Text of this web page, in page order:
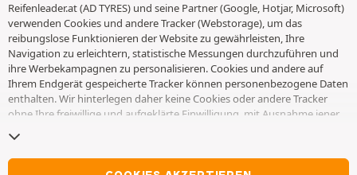
Reifenleader.at (AD TYRES) und seine Partner (Google, Hotjar, Microsoft)
verwenden Cookies und andere Tracker (Webstorage), um das
reibungslose Funktionieren der Website zu gewährleisten, Ihre
Navigation zu erleichtern, statistische Messungen durchzuführen und
ihre Werbekampagnen zu personalisieren. Cookies und andere auf
Ihrem Endgerät gespeicherte Tracker können personenbezogene Daten
enthalten. Wir hinterlegen daher keine Cookies oder andere Tracker
ohne Ihre freiwillige und aufgeklärte Einwilligung, mit Ausnahme jener,
Auswahl für einen Zeitraum von 6 Monaten. Sie können Ihre
Einwilligung jederzeit widerrufen, indem Sie die WebseiteCookies und